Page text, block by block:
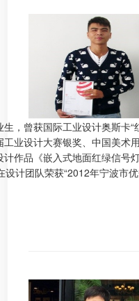
，曾获国际工业设计奥斯卡
业设计大赛银奖、中国美术
作品《嵌入式地面红绿信号
设计团队荣获“2012年宁波市